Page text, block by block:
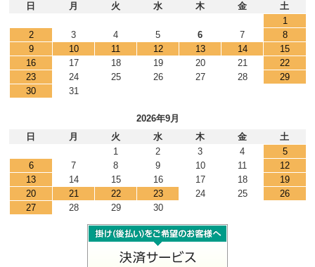
日
月 火 水 木 金
土
1
2
3 4 5 6 7
8
9
10 11 12 13 14
15
16
17 18 19 20 21
22
23
24 25 26 27 28
29
30
31
2026年9月
日
月 火 水 木 金
土
1
2 3 4
5
6
7 8 9 10 11
12
13
14 15 16 17 18
19
20
21 22 23 24 25
26
27
28 29 30